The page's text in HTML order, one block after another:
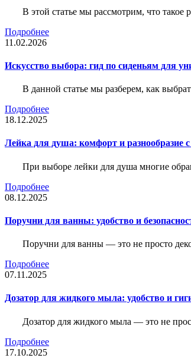
В этой статье мы рассмотрим, что такое
Подробнее
11.02.2026
Искусство выбора: гид по сиденьям для
В данной статье мы разберем, как
Подробнее
18.12.2025
Лейка для душа: комфорт и разнообразие
При выборе лейки для душа многие
Подробнее
08.12.2025
Поручни для ванны: удобство и
Поручни для ванны — это не просто
Подробнее
07.11.2025
Дозатор для жидкого мыла: удобство и
Дозатор для жидкого мыла — это не
Подробнее
17.10.2025